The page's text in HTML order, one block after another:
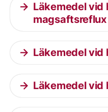
Läkemedel vid
magsaftsreflux
Läkemedel
Läkemedel